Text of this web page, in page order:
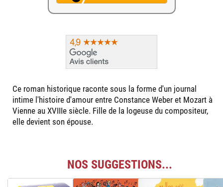
Ce roman historique raconte sous la forme d'un journal
intime l'histoire d'amour entre Constance Weber et Mozart à
Vienne au XVIIIe siècle. Fille de la logeuse du compositeur,
elle devient son épouse.
NOS SUGGESTIONS...